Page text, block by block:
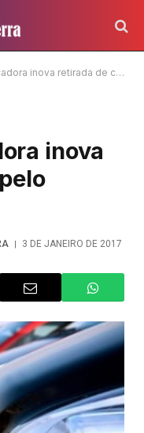
retirada de carro pelo cliente
inova
3 DE JANEIRO DE 2017